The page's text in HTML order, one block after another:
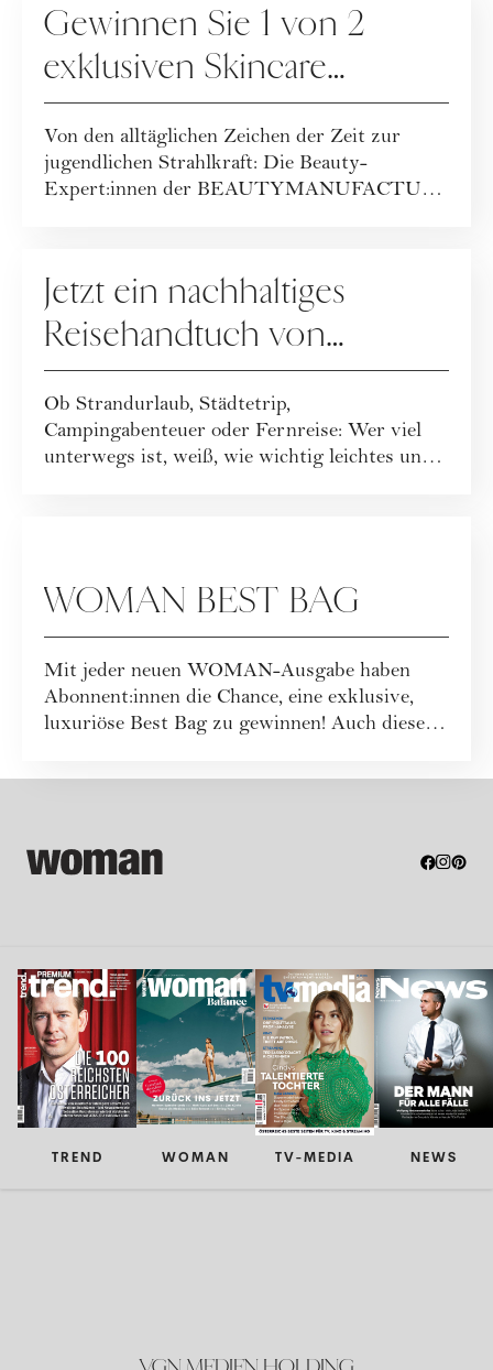
Gewinnen Sie 1 von 2
exklusiven Skincare
Packages der
BEAUTYMANUFACTUR!
Von den alltäglichen Zeichen der Zeit zur
jugendlichen Strahlkraft: Die Beauty-
Expert:innen der BEAUTYMANUFACTUR
Jetzt ein nachhaltiges
Reisehandtuch von
Buvanha gewinnen
Ob Strandurlaub, Städtetrip,
Campingabenteuer oder Fernreise: Wer viel
unterwegs ist, weiß, wie wichtig leichtes und
WOMAN BEST BAG
Mit jeder neuen WOMAN-Ausgabe haben
Abonnent:innen die Chance, eine exklusive,
luxuriöse Best Bag zu gewinnen! Auch dieses
TREND WOMAN TV-MEDIA NEWS